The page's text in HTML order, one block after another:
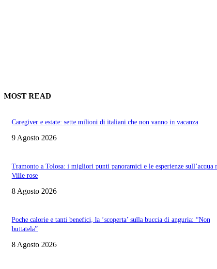
MOST READ
Caregiver e estate: sette milioni di italiani che non vanno in vacanza
9 Agosto 2026
Tramonto a Tolosa: i migliori punti panoramici e le esperienze sull’acqua
Ville rose
8 Agosto 2026
Poche calorie e tanti benefici, la ‘scoperta’ sulla buccia di anguria: “Non
buttatela”
8 Agosto 2026